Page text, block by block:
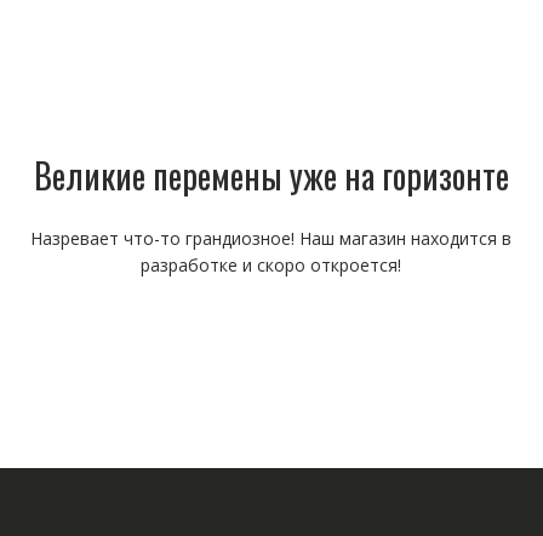
Великие перемены уже на горизонте
Назревает что-то грандиозное! Наш магазин находится в
разработке и скоро откроется!